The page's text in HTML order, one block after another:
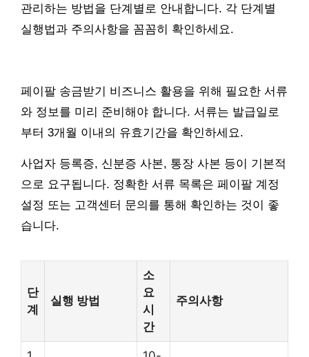
관리하는 방법을 단계별로 안내합니다. 각 단계별
실행법과 주의사항을 꼼꼼히 확인하세요.
페이팔 송금받기 비즈니스 활용을 위해 필요한 서류
와 정보를 미리 준비해야 합니다. 서류는 발급일로
부터 3개월 이내의 유효기간을 확인하세요.
사업자 등록증, 신분증 사본, 통장 사본 등이 기본적
으로 요구됩니다. 정확한 서류 목록은 페이팔 계정
설정 또는 고객센터 문의를 통해 확인하는 것이 좋
습니다.
단
계
실행 방법
소
요
시
간
주의사항